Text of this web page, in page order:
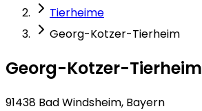
Tierheime
Georg-Kotzer-Tierheim
Georg-Kotzer-Tierheim
91438 Bad Windsheim, Bayern